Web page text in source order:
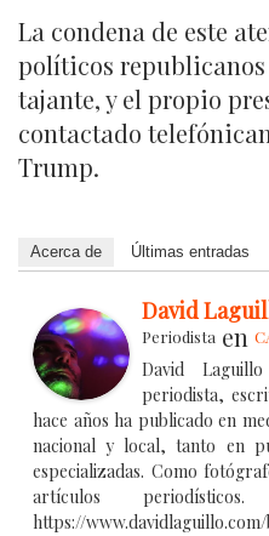
La condena de este
políticos republicanos
tajante, y el propio
contactado
Trump.
Acerca de Últimas entradas
David
Periodista en
David
periodista,
hace años ha publicado en
nacional y local, tanto en
especializadas. Como
artículos
https://